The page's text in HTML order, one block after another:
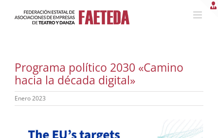
Programa político 2030 «Camino
hacia la década digital»
Enero 2023